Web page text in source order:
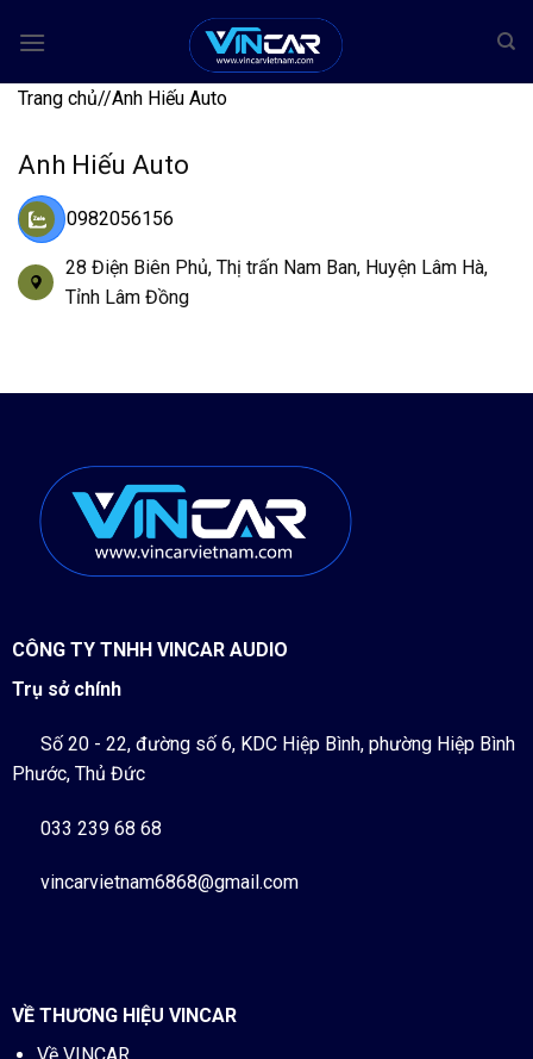
qua
dungTrang chủ//Anh Hiếu Auto
Anh Hiếu Auto
0982056156
28 Điện Biên Phủ, Thị trấn Nam Ban, Huyện Lâm Hà,
Tỉnh Lâm Đồng
CÔNG TY TNHH VINCAR AUDIO
Trụ sở chính
Số 20 - 22, đường số 6, KDC Hiệp Bình, phường Hiệp Bình
Phước, Thủ Đức
033 239 68 68
vincarvietnam6868@gmail.com
VỀ THƯƠNG HIỆU VINCAR
Về VINCAR